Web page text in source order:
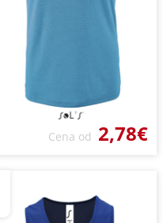
Cena od 2,78€